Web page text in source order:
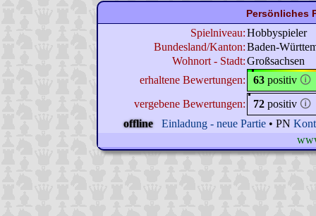
Persönliches
Spielniveau:Hobbyspieler
Bundesland/Kanton:Baden-
Wohnort - Stadt:Großsachsen
erhaltene Bewertungen:
63 positiv 🛈
vergebene Bewertungen:
72 positiv 🛈
offline
Einladung - neue Partie • PN